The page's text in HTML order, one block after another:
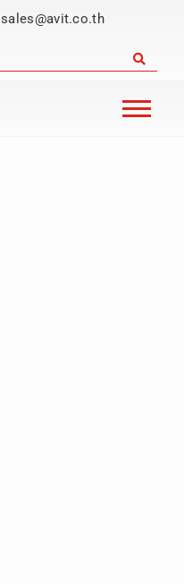
sales@avit.co.th